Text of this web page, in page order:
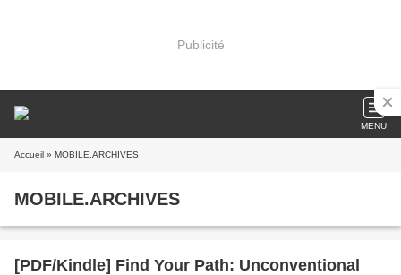
Publicité
MENU
Accueil » MOBILE.ARCHIVES
MOBILE.ARCHIVES
[PDF/Kindle] Find Your Path: Unconventional